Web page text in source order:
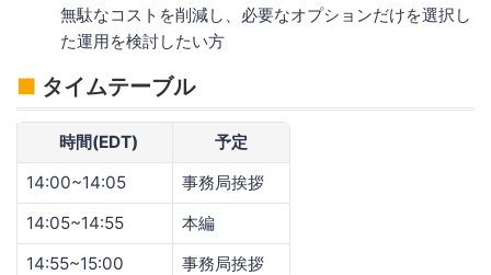
無駄なコストを削減し、必要なオプションだけを選択し
た運用を検討したい方
■ タイムテーブル
時間(EDT)
予定
14:00~14:05
事務局挨拶
14:05~14:55
本編
14:55~15:00
事務局挨拶